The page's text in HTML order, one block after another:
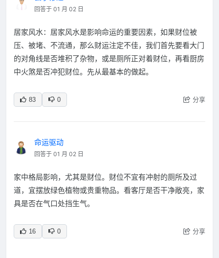
回答于 01 月 02 日
居家风水：居家风水是影响命运的重要因素，如果财位被
压、被堵、不流通，那么财运注定不佳，我们首先要看大门
的对角线是否堆积了杂物，或是厕所正对着财位，再看厨房
中火煞是否冲犯财位。先从最基本的做起。
83 0 分享
命运驱动
回答于 01 月 02 日
家中格局影响，尤其是财位。财位不宜有冲射的厕所及过
道，宜摆放绿色植物或贵重物品。看客厅是否干净敞亮，家
具是否在气口处挡生气。
16 0 分享